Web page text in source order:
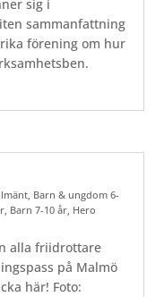
sig i
sammanfattning
förening om hur
, Barn & ungdom 6-
, Barn 7-10 år, Hero
alla friidrottare
på Malmö
här! Foto: